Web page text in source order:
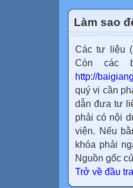
Làm sao
Các tư liệu
Còn các
http://
quý vị cần
dẫn đưa tư
phải có nội
viện. Nếu
khóa phải
Nguồn gốc
Trở về đầu